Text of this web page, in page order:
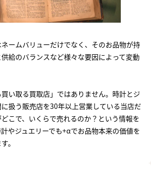
ームバリューだけでなく、そのお品物が持
給のバランスなど様々な要因によって変動
い取る買取店」ではありません。時計とジ
扱う販売店を30年以上営業している当店だ
こで、いくらで売れるのか？という情報を
やジュエリーでも+αでお品物本来の価値を
。